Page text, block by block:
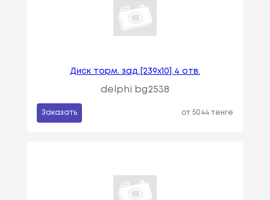
Диск торм. зад.[239x10] 4 отв.
delphi bg2538
Заказать от 5044 тенге